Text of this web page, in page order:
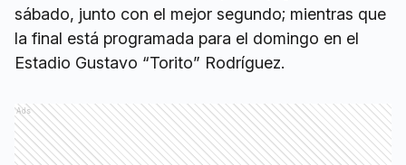
sábado, junto con el mejor segundo; mientras que
la final está programada para el domingo en el
Estadio Gustavo “Torito” Rodríguez.
Ads